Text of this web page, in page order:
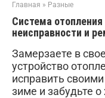
Главная » Разные
Система
неисправности и
Замерзаете в
устройство
исправить
зиме и забудьте о